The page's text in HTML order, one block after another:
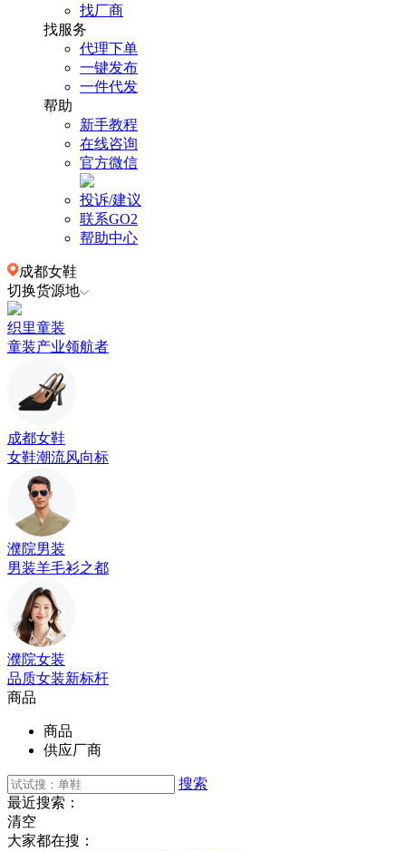
找厂商
找服务
代理下单
一键发布
一件代发
帮助
新手教程
在线咨询
官方微信
投诉/建议
联系GO2
帮助中心
成都女鞋
切换货源地
织里童装
童装产业领航者
成都女鞋
女鞋潮流风向标
濮院男装
男装羊毛衫之都
濮院女装
品质女装新标杆
商品
商品
供应厂商
搜索
最近搜索：
清空
大家都在搜：